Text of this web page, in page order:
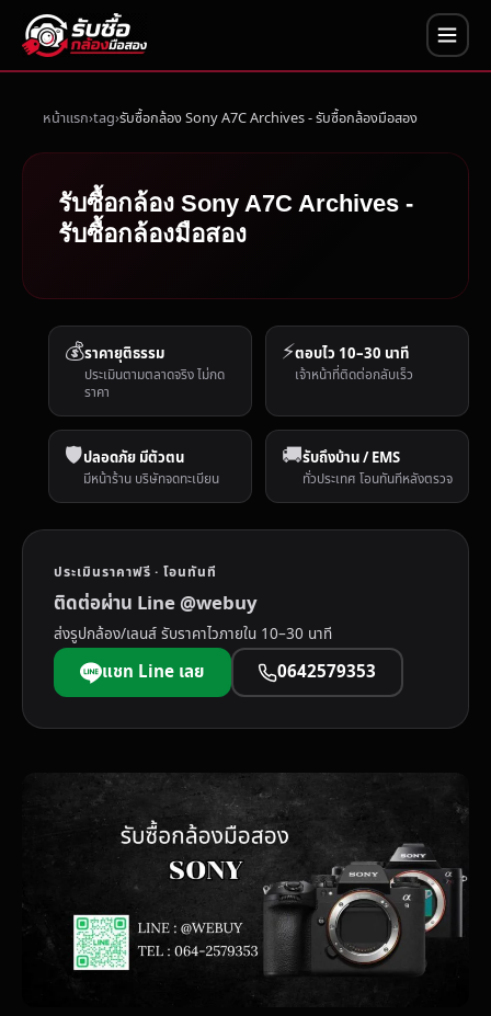
หน้าแรก tag รับซื้อกล้อง Sony A7C Archives - รับซื้อกล้องมือสอง
รับซื้อกล้อง Sony A7C Archives -
รับซื้อกล้องมือสอง
💰ราคายุติธรรม
ประเมินตามตลาดจริง ไม่กด
ราคา
⚡ตอบไว 10–30 นาที
เจ้าหน้าที่ติดต่อกลับเร็ว
🛡️ปลอดภัย มีตัวตน
มีหน้าร้าน บริษัทจดทะเบียน
🚚รับถึงบ้าน / EMS
ทั่วประเทศ โอนทันทีหลังตรวจ
ประเมินราคาฟรี · โอนทันที
ติดต่อผ่าน Line @webuy
ส่งรูปกล้อง/เลนส์ รับราคาไวภายใน 10–30 นาที
แชท Line เลย 0642579353